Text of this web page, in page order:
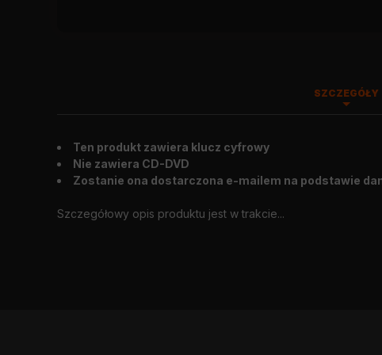
SZCZEGÓŁY
Ten produkt zawiera klucz cyfrowy
Nie zawiera CD-DVD
Zostanie ona dostarczona e-mailem na podstawie
Szczegółowy opis produktu jest w trakcie...
Wygląd zewnętrzny: 2015.04.13